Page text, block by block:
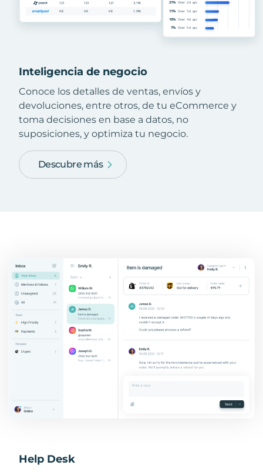
Inteligencia de negocio
Conoce los detalles de ventas, envíos y
devoluciones, entre otros, de tu eCommerce y
toma decisiones en base a datos, no
suposiciones, y optimiza tu negocio.
Descubre más
Help Desk